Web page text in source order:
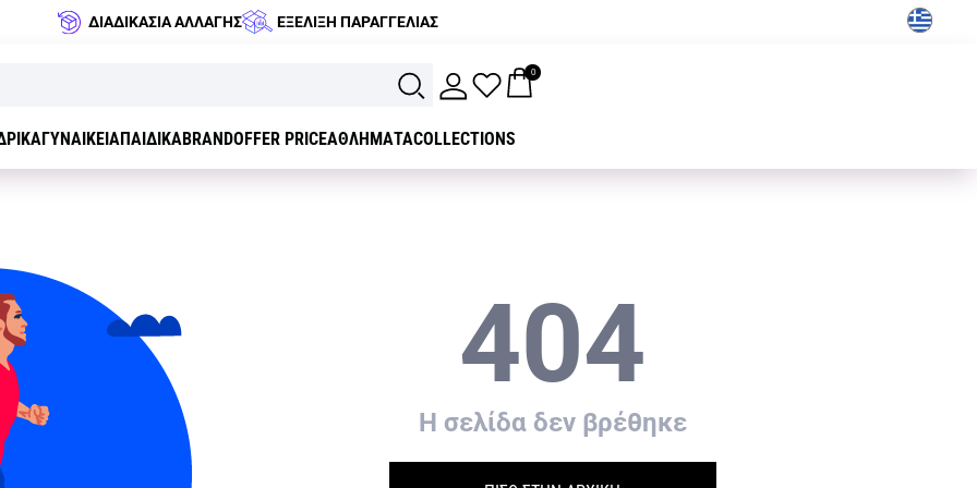
ΔΙΑΔΙΚΑΣΙΑ ΑΛΛΑΓΗΣ ΕΞΕΛΙΞΗ ΠΑΡΑΓΓΕΛΙΑΣ
0
ΓΥΝΑΙΚΕΙΑΠΑΙΔΙΚΑBRANDOFFER PRICEΑΘΛΗΜΑΤΑCOLLECTIONS
404
H σελίδα δεν βρέθηκε